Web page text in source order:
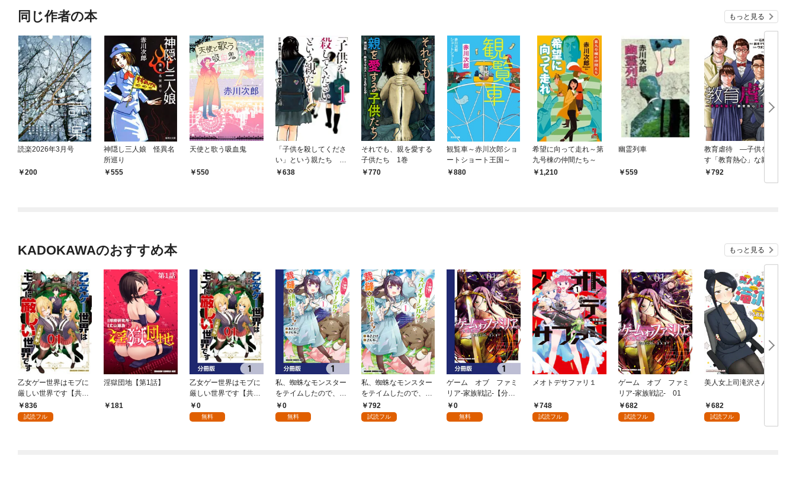
同じ作者の本 もっと見る
読楽2026年3月号
200
神隠し三人娘 怪異名
所巡り
555
天使と歌う吸血鬼
550
「子供を殺してくださ
い」という親たち 1
巻638
それでも、親を愛する
子供たち 1巻
770
観覧車～赤川次郎ショ
ートショート王国～
880
希望に向って走れ～第
九号棟の仲間たち～
1,210
幽霊列車
559
教育虐待 —子供を壊
す「教育熱心」な親た
ち 1巻
792
KADOKAWAのおすすめ本 もっと見る
乙女ゲー世界はモブに
厳しい世界です【共和
国編】 ０１
836
試読フル
淫獄団地【第1話】
181
乙女ゲー世界はモブに
厳しい世界です【共和
国編】【分冊版】 1
0
無料
私、蜘蛛なモンスター
をテイムしたので、ス
パイダーシルクで裁縫
を頑張ります！【分冊
0
無料
私、蜘蛛なモンスター
をテイムしたので、ス
パイダーシルクで裁縫
を頑張ります！ 1
792
試読フル
ゲーム オブ ファミ
リア-家族戦記-【分冊
版】 1
0
無料
メオトデサファリ１
748
試読フル
ゲーム オブ ファミ
リア-家族戦記- 01
682
試読フル
美人女上司滝沢さん
682
試読フル